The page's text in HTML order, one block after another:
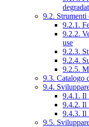
9.2.
9.2.1.
9.2.2.
use
9.2.3.
9.2.4.
9.2.5.
9.3. Catalogo
9.4.
9.4.1. Il
9.4.2. Il
9.4.3. Il
9.5.